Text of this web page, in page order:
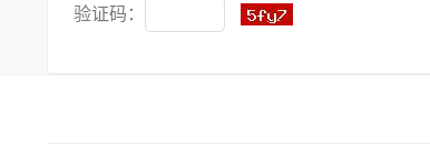
验证码：